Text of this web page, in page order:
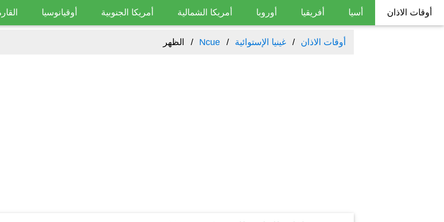
أوقات الاذان أسيا أفريقيا أوروبا أمريكا الشمالية أمريكا الجنوبية أوقيانوسيا
أوقات الاذان غينيا الإستوائية Ncue الظهر